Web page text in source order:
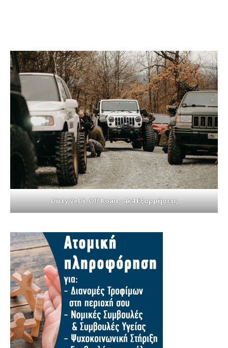
Dirty VeDi, Off Road - 4x4 Εξορμήσεις